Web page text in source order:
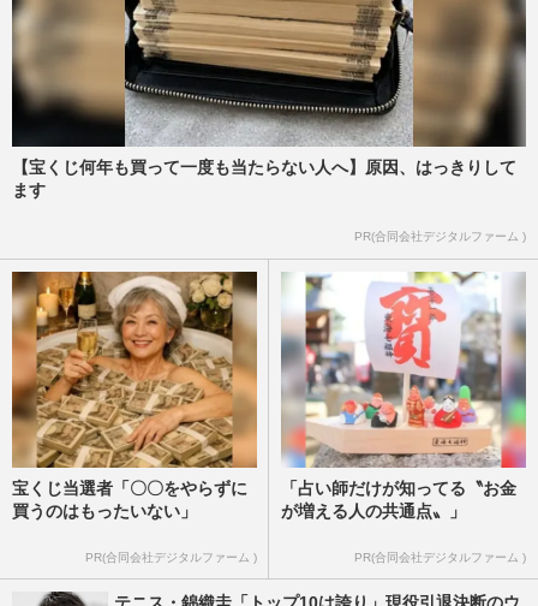
【宝くじ何年も買って一度も当たらない人へ】原因、はっきりして
ます
PR(合同会社デジタルファーム )
宝くじ当選者「〇〇をやらずに
買うのはもったいない」
PR(合同会社デジタルファーム )
「占い師だけが知ってる〝お金
が増える人の共通点〟」
PR(合同会社デジタルファーム )
テニス・錦織圭「トップ10は誇り」現役引退決断のウ